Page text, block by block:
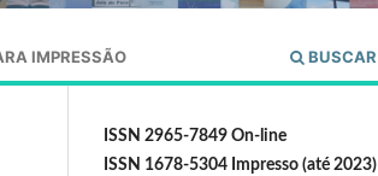
IMPRESSÃO BUSCAR
ISSN 2965-7849 On-line
ISSN 1678-5304 Impresso (até 2023)